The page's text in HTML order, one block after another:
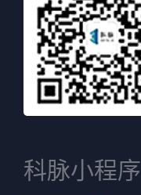
科脉小程序